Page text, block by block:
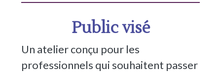
Public visé
Un atelier conçu pour les
professionnels qui souhaitent passer